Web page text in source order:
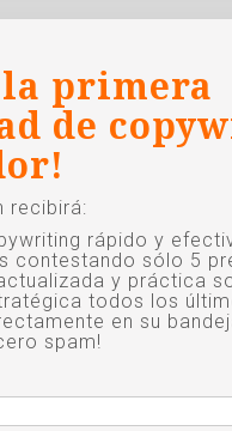
la primera
de
recibirá:
rápido y
contestando sólo 5
y práctica
todos los
en su
spam!